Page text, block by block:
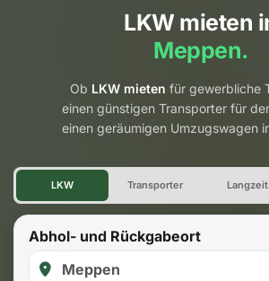
LKW mieten
Meppen.
Ob LKW mieten für gewerbliche
einen günstigen Transporter für
einen geräumigen Umzugswagen
LKW Vermietung
LKW Transporter Langzeit
Abhol- und Rückgabeort